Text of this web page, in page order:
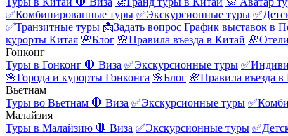
✅Комбинированные туры ✅Экскурсионные туры
✅Транзитные туры 📩Задать вопрос График выставок в
курорты Китая 🌸Блог 🌸Правила въезда в Китай 🌸Отели
Гонконг
Туры в Гонконг 🛑 Виза ✅Экскурсионные туры
🌸Города и курорты Гонконга 🌸Блог 🌸Правила въезда в
Вьетнам
Туры во Вьетнам 🛑 Виза ✅Экскурсионные туры
Малайзия
Туры в Малайзию 🛑 Виза ✅Экскурсионные туры